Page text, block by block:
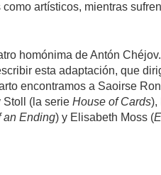
artísticos, mientras
homónima de Antón
esta adaptación, que
encontramos a Saoirse
Stoll (la serie House of Cards),
an Ending) y Elisabeth Moss (